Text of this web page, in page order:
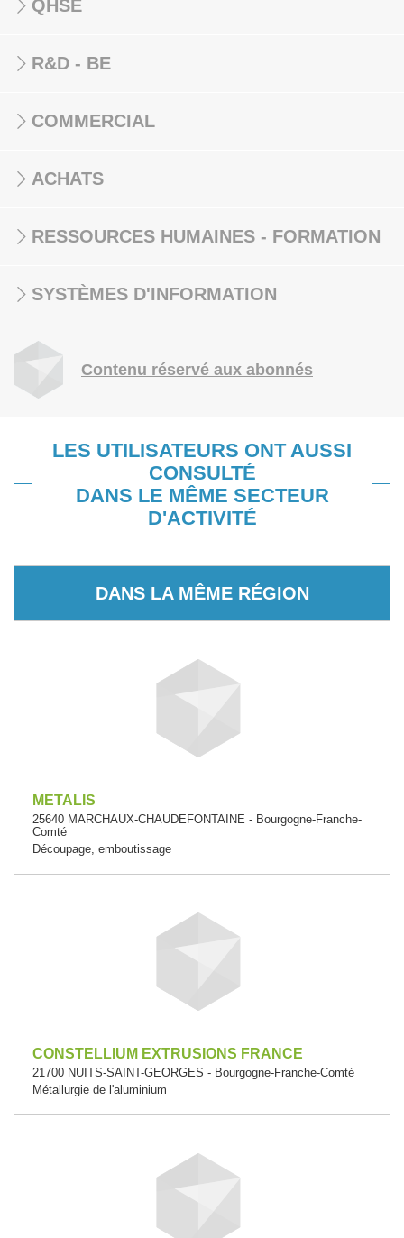
QHSE
R&D - BE
COMMERCIAL
ACHATS
RESSOURCES HUMAINES - FORMATION
SYSTÈMES D'INFORMATION
Contenu réservé aux abonnés
LES UTILISATEURS ONT AUSSI
CONSULTÉ
DANS LE MÊME SECTEUR
D'ACTIVITÉ
DANS LA MÊME RÉGION
METALIS
25640 MARCHAUX-CHAUDEFONTAINE - Bourgogne-Franche-
Comté
Découpage, emboutissage
CONSTELLIUM EXTRUSIONS FRANCE
21700 NUITS-SAINT-GEORGES - Bourgogne-Franche-Comté
Métallurgie de l'aluminium